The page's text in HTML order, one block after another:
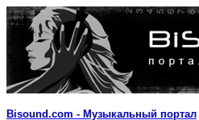
Bisound.com - Музыкальный портал